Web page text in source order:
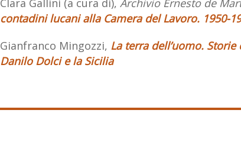
contadini lucani alla Camera del Lavoro. 1950-
Gianfranco Mingozzi, La terra dell’uomo.
Danilo Dolci e la Sicilia